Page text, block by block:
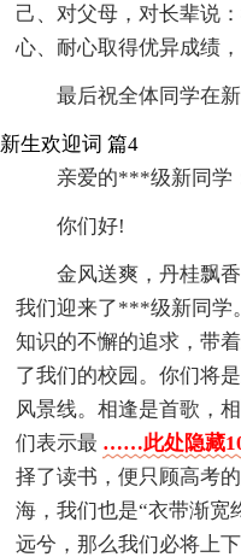
己、对父母，对长辈说
心、耐心取得优异成绩，
最后祝全体同学在
新生欢迎词 篇4
亲爱的***级新同学
你们好!
金风送爽，丹桂飘
我们迎来了***级新同学
知识的不懈的追求，带
了我们的校园。你们将
风景线。相逢是首歌，
们表示最 ……此处隐藏
择了读书，便只顾高考
海，我们也是“衣带渐宽
远兮，那么我们必将上